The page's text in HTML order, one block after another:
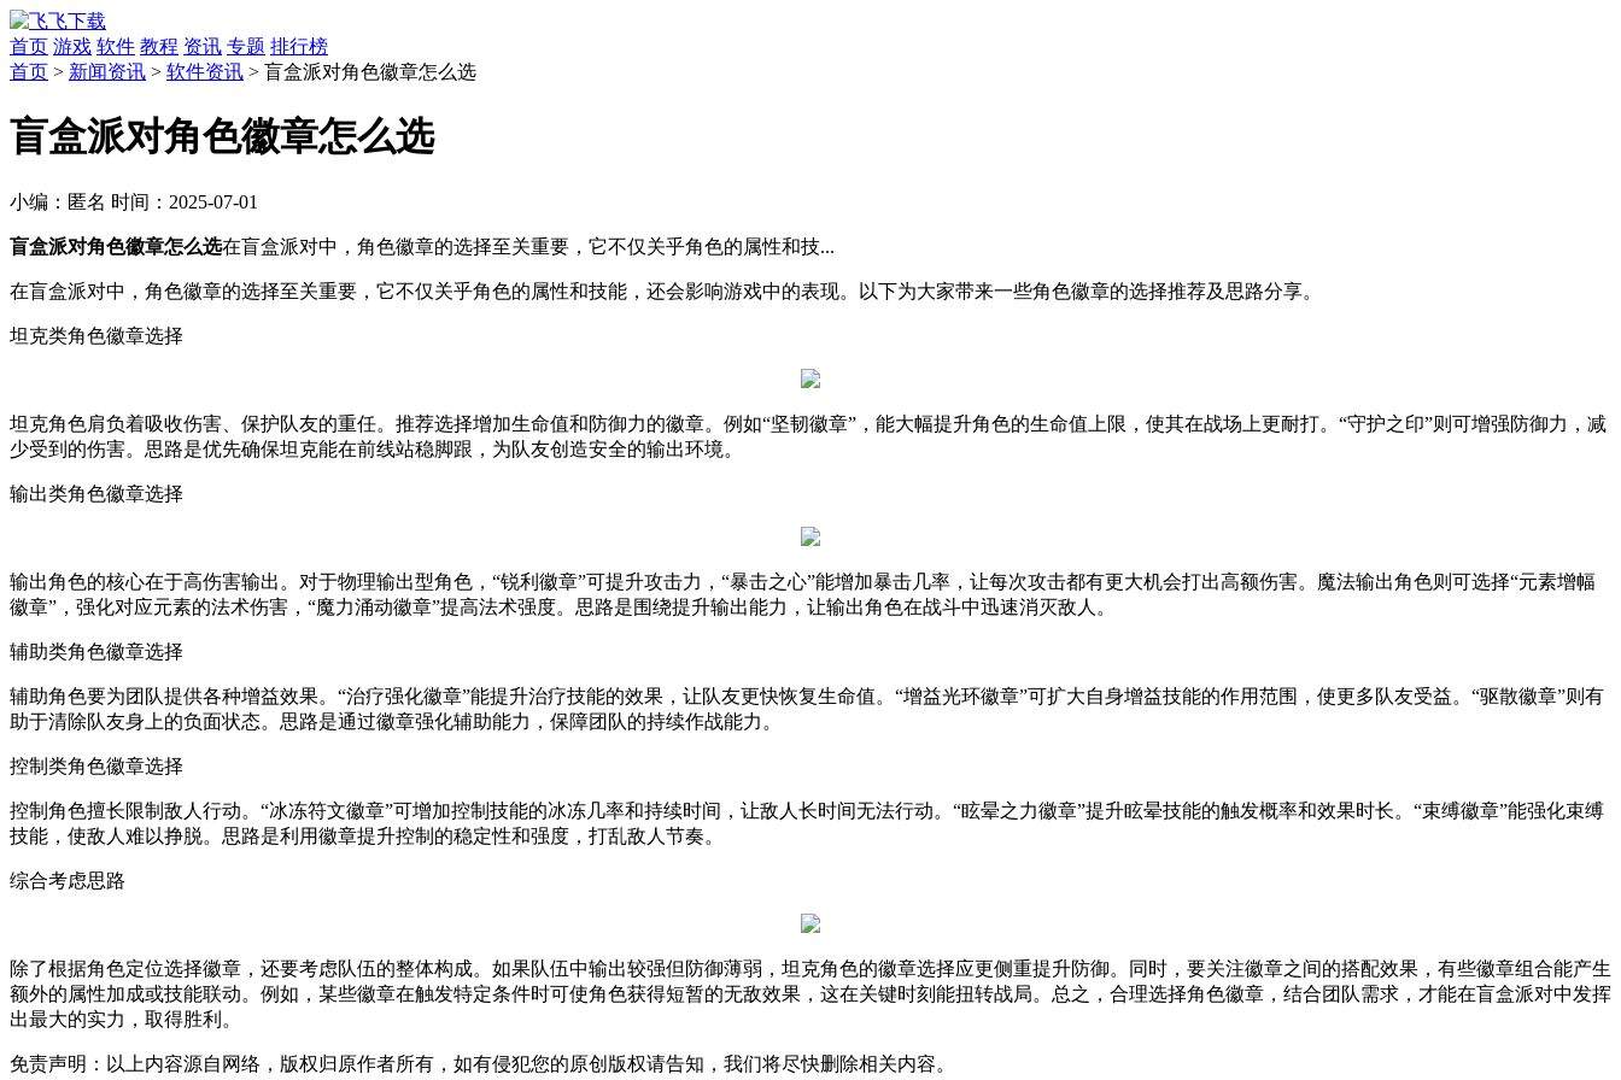
首页 游戏 软件 教程 资讯 专题 排行榜
首页 > 新闻资讯 > 软件资讯 > 盲盒派对角色徽章怎么选
盲盒派对角色徽章怎么选
小编： 匿名 时间： 2025-07-01
盲盒派对角色徽章怎么选在盲盒派对中，角色徽章的选择至关重要，它不仅关乎角色的属性和技...
在盲盒派对中，角色徽章的选择至关重要，它不仅关乎角色的属性和技能，还会影响游戏中的表现。以下为大家带来一些角色徽章的选择推荐及思路分享。
坦克类角色徽章选择
坦克角色肩负着吸收伤害、保护队友的重任。推荐选择增加生命值和防御力的徽章。例如“坚韧徽章”，能大幅提升角色的生命值上限，使其在战场上更耐打。“守护之印”则可增强防御力，减
少受到的伤害。思路是优先确保坦克能在前线站稳脚跟，为队友创造安全的输出环境。
输出类角色徽章选择
输出角色的核心在于高伤害输出。对于物理输出型角色，“锐利徽章”可提升攻击力，“暴击之心”能增加暴击几率，让每次攻击都有更大机会打出高额伤害。魔法输出角色则可选择“元素增幅
徽章”，强化对应元素的法术伤害，“魔力涌动徽章”提高法术强度。思路是围绕提升输出能力，让输出角色在战斗中迅速消灭敌人。
辅助类角色徽章选择
辅助角色要为团队提供各种增益效果。“治疗强化徽章”能提升治疗技能的效果，让队友更快恢复生命值。“增益光环徽章”可扩大自身增益技能的作用范围，使更多队友受益。“驱散徽章”则有
助于清除队友身上的负面状态。思路是通过徽章强化辅助能力，保障团队的持续作战能力。
控制类角色徽章选择
控制角色擅长限制敌人行动。“冰冻符文徽章”可增加控制技能的冰冻几率和持续时间，让敌人长时间无法行动。“眩晕之力徽章”提升眩晕技能的触发概率和效果时长。“束缚徽章”能强化束缚
技能，使敌人难以挣脱。思路是利用徽章提升控制的稳定性和强度，打乱敌人节奏。
综合考虑思路
除了根据角色定位选择徽章，还要考虑队伍的整体构成。如果队伍中输出较强但防御薄弱，坦克角色的徽章选择应更侧重提升防御。同时，要关注徽章之间的搭配效果，有些徽章组合能产生
额外的属性加成或技能联动。例如，某些徽章在触发特定条件时可使角色获得短暂的无敌效果，这在关键时刻能扭转战局。总之，合理选择角色徽章，结合团队需求，才能在盲盒派对中发挥
出最大的实力，取得胜利。
免责声明：以上内容源自网络，版权归原作者所有，如有侵犯您的原创版权请告知，我们将尽快删除相关内容。